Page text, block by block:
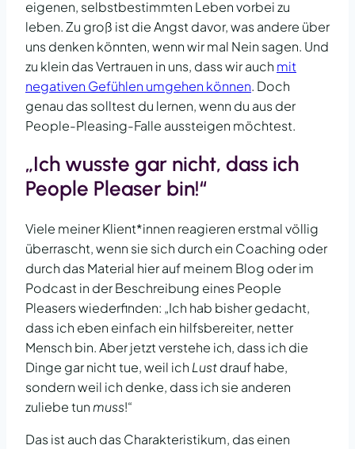
eigenen, selbstbestimmten Leben vorbei zu
leben. Zu groß ist die Angst davor, was andere über
uns denken könnten, wenn wir mal Nein sagen. Und
zu klein das Vertrauen in uns, dass wir auch mit
negativen Gefühlen umgehen können. Doch
genau das solltest du lernen, wenn du aus der
People-Pleasing-Falle aussteigen möchtest.
„Ich wusste gar nicht, dass ich
People Pleaser bin!“
Viele meiner Klient*innen reagieren erstmal völlig
überrascht, wenn sie sich durch ein Coaching oder
durch das Material hier auf meinem Blog oder im
Podcast in der Beschreibung eines People
Pleasers wiederfinden: „Ich hab bisher gedacht,
dass ich eben einfach ein hilfsbereiter, netter
Mensch bin. Aber jetzt verstehe ich, dass ich die
Dinge gar nicht tue, weil ich Lustdrauf habe,
sondern weil ich denke, dass ich sie anderen
zuliebe tun muss!“
Das ist auch das Charakteristikum, das einen